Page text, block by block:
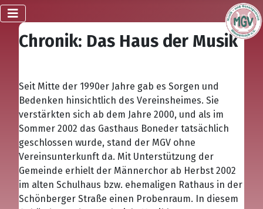
Chronik: Das Haus der Musik
Seit Mitte der 1990er Jahre gab es Sorgen und
Bedenken hinsichtlich des Vereinsheimes. Sie
verstärkten sich ab dem Jahre 2000, und als im
Sommer 2002 das Gasthaus Boneder tatsächlich
geschlossen wurde, stand der MGV ohne
Vereinsunterkunft da. Mit Unterstützung der
Gemeinde erhielt der Männerchor ab Herbst 2002
im alten Schulhaus bzw. ehemaligen Rathaus in der
Schönberger Straße einen Probenraum. In diesem